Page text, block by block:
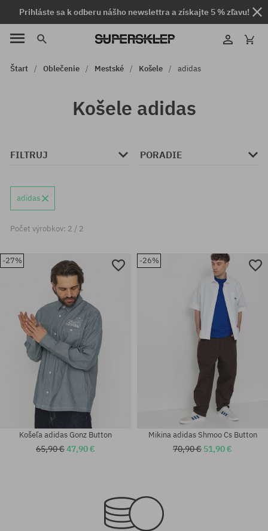
Prihláste sa k odberu nášho newslettra a získajte 5 % zľavu!
Štart Oblečenie Mestské Košele adidas
Košele adidas
FILTRUJ PORADIE
adidas
Počet výrobkov: 2 / 2
-27%
Košeľa adidas Gonz Button
65,90 €47,90 €
-26%
Mikina adidas Shmoo Cs Button
70,90 € 51,90 €